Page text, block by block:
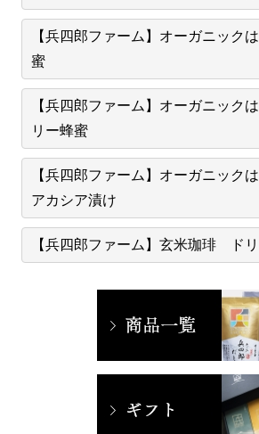
【兵四郎ファーム】オーガニック
蜜
【兵四郎ファーム】オーガニック
リー蜂蜜
【兵四郎ファーム】オーガニック
アカシア漬け
【兵四郎ファーム】玄米珈琲 ド